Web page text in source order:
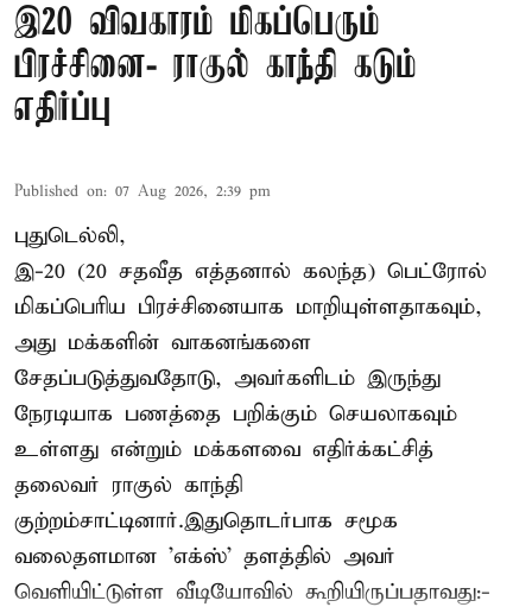
இ20 விவகாரம் மிகப்பெரும்
பிரச்சினை- ராகுல் காந்தி கடும்
எதிர்ப்பு
Published on: 07 Aug 2026, 2:39 pm
புதுடெல்லி,
இ-20 (20 சதவீத எத்தனால் கலந்த) பெட்ரோல்
மிகப்பெரிய பிரச்சினையாக மாறியுள்ளதாகவும்,
அது மக்களின் வாகனங்களை
சேதப்படுத்துவதோடு, அவர்களிடம் இருந்து
நேரடியாக பணத்தை பறிக்கும் செயலாகவும்
உள்ளது என்றும் மக்களவை எதிர்க்கட்சித்
தலைவர் ராகுல் காந்தி
குற்றம்சாட்டினார்.இதுதொடர்பாக சமூக
வலைதளமான 'எக்ஸ்' தளத்தில் அவர்
வெளியிட்டுள்ள வீடியோவில் கூறியிருப்பதாவது:-